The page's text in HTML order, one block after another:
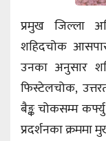
प्रमुख जिल्ला
शहिदचोक
उनका अनुसार
फिस्टेलचोक,
बैङ्क चोकसम्म
प्रदर्शनका क्रममा